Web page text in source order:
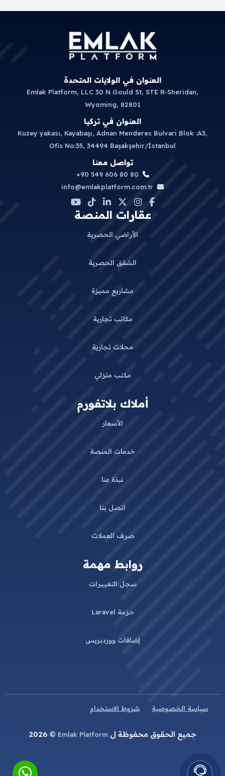
العنوان في الولايات المتحدة
Emlak Platform, LLC 30 N Gould St, STE R-Sheridan,
Wyoming, 82801
العنوان في تركيا
Kuzey yakası, Kayabaşı, Adnan Menderes Bulvari Blok :A3,
Ofis No:35, 34494 Başakşehir/İstanbul
تواصل معنا
+90 549 606 80 80
info@emlakplatform.com.tr
عقارات المنصة
الأراضي الحصرية
الشقق الحصرية
مشاريع مميزة
مكاتب تجارية
محلات تجارية
مكتب منزلي
أملاك بلاتفورم
الأسعار
خدمات المنصة
نبذة عنا
اتصل بنا
صرف العملات
روابط مهمة
سجل التغييرات
حزمة Laravel
إضافات ووردبريس
سياسة الخصوصية شروط الاستخدام
جميع الحقوق محفوظة ل Emlak Platform
© 2026